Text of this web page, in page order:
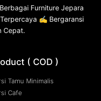
Furniture Jepara
Terpercaya ✍ Bergaransi
Cepat.
( COD )
Tamu Minimalis
Cafe